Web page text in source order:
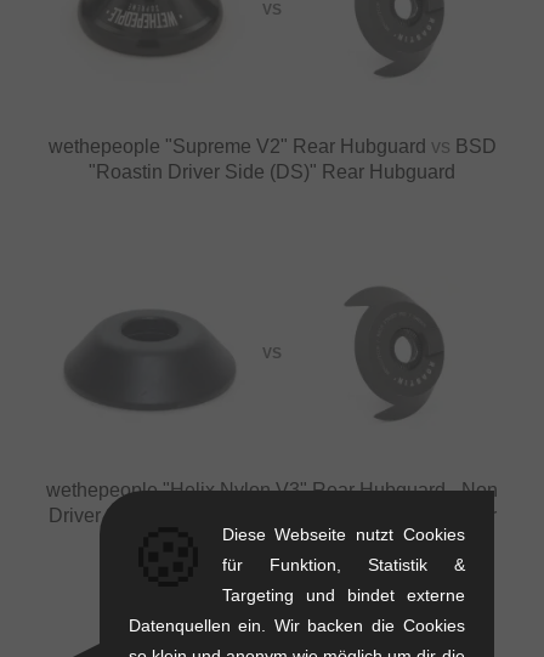
VS
wethepeople "Supreme V2" Rear Hubguard vs BSD
"Roastin Driver Side (DS)" Rear Hubguard
VS
wethepeople "Helix Nylon V3" Rear Hubguard - Non
Driver Side
BSD "Roastin Driver Side (DS)" Rear
Hubguard
Diese Webseite nutzt Cookies
für Funktion, Statistik &
Targeting und bindet externe
Datenquellen ein. Wir backen die Cookies